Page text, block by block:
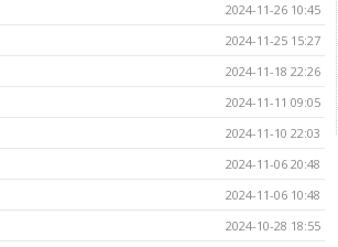
2024-11-26 10:45
2024-11-25 15:27
2024-11-18 22:26
2024-11-11 09:05
2024-11-10 22:03
2024-11-06 20:48
2024-11-06 10:48
2024-10-28 18:55